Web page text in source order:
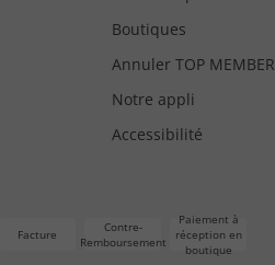
Boutiques
Annuler TOP MEMBER
Notre appli
Accessibilité
Facture
Contre-
Remboursement
Paiement à
réception en
boutique